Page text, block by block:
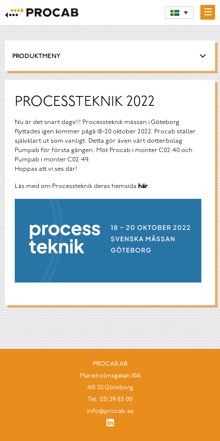
PRODUKTMENY
PROCESSTEKNIK 2022
Nu är det snart dags!!! Processteknik mässan i Göteborg
flyttades igen kommer pågå 18-20 oktober 2022. Procab ställer
självklart ut som vanligt. Detta gör även vårt dotterbolag
Pumpab för första gången. Möt Procab i monter C02:40 och
Pumpab i monter C02:49.
Hoppas att vi ses där!
Läs med om Processteknik deras hemsida här.
PROCAB AB
Marieholmsgatan 10A
415 02 Göteborg
Tel: 031 29 85 00
info@procab.se